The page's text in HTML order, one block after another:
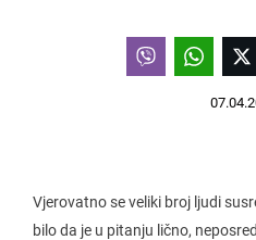
Vjerovatno se veliki broj ljudi
bilo da je u pitanju lično,